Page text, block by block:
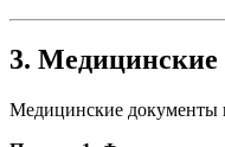
3. Медицинские
Медицинские документы